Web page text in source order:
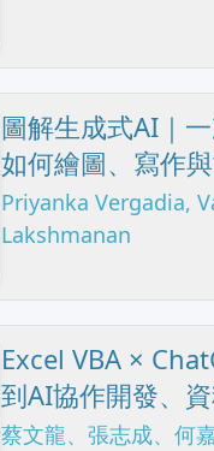
圖解生成式AI｜
如何繪圖、寫作
Priyanka Vergadia,
Lakshmanan
Excel VBA ×
到AI協作開發、
自動化專題實戰
蔡文龍、張志成、何